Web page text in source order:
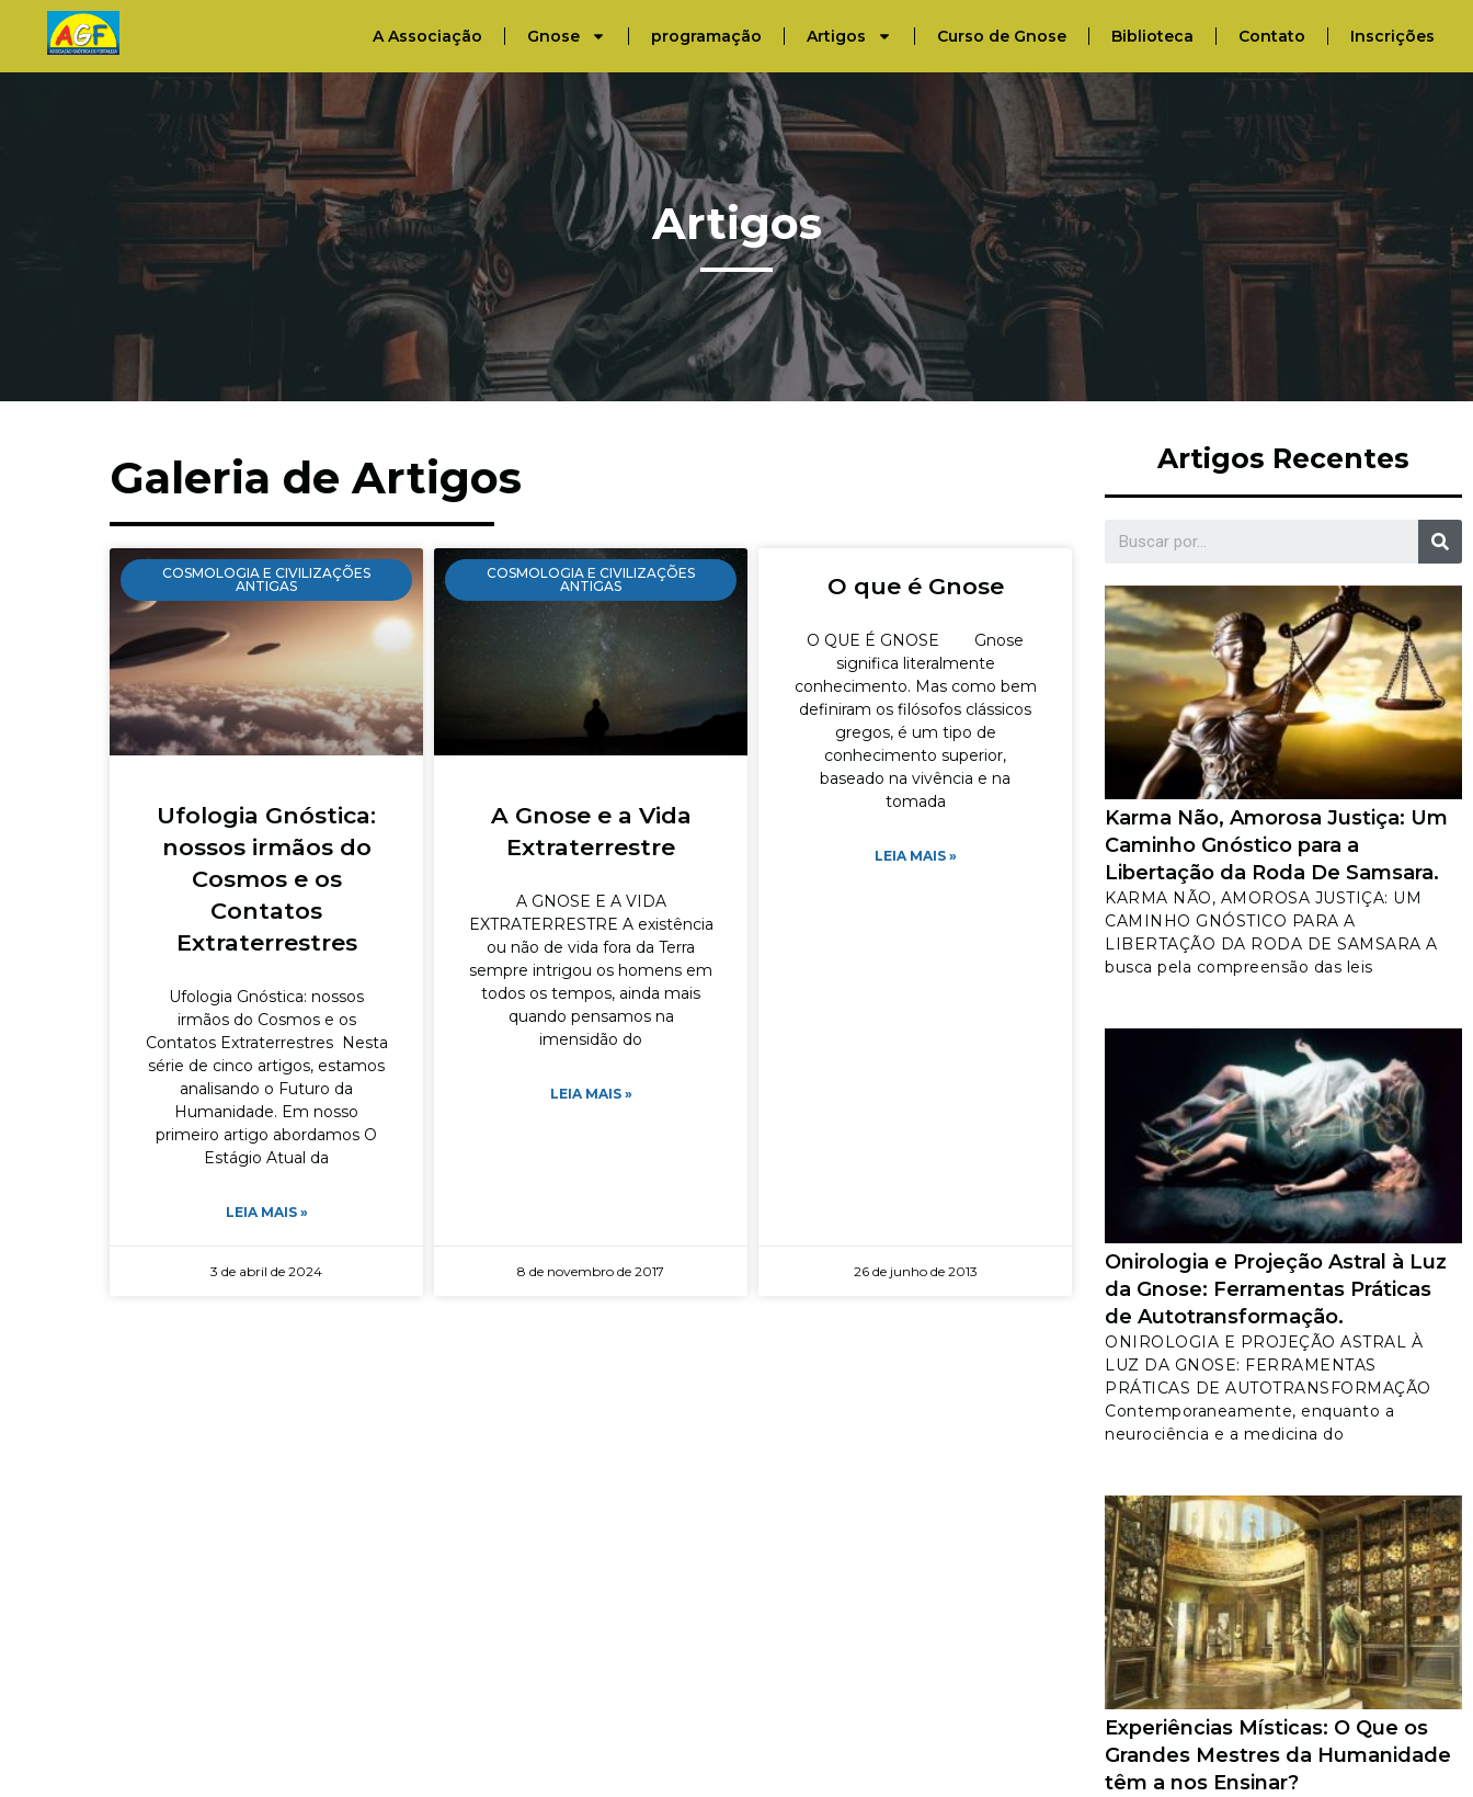
A Associação Gnose programação Artigos Curso de Gnose Biblioteca Contato Inscrições
Artigos
Galeria de Artigos
COSMOLOGIA E CIVILIZAÇÕES
ANTIGAS
Ufologia Gnóstica:
nossos irmãos do
Cosmos e os
Contatos
Extraterrestres
Ufologia Gnóstica: nossos
irmãos do Cosmos e os
Contatos Extraterrestres Nesta
série de cinco artigos, estamos
analisando o Futuro da
Humanidade. Em nosso
primeiro artigo abordamos O
Estágio Atual da
LEIA MAIS »
3 de abril de 2024
COSMOLOGIA E CIVILIZAÇÕES
ANTIGAS
A Gnose e a Vida
Extraterrestre
A GNOSE E A VIDA
EXTRATERRESTRE A existência
ou não de vida fora da Terra
sempre intrigou os homens em
todos os tempos, ainda mais
quando pensamos na
imensidão do
LEIA MAIS »
8 de novembro de 2017
O que é Gnose
O QUE É GNOSE Gnose
significa literalmente
conhecimento. Mas como bem
definiram os filósofos clássicos
gregos, é um tipo de
conhecimento superior,
baseado na vivência e na
tomada
LEIA MAIS »
26 de junho de 2013
Artigos Recentes
Karma Não, Amorosa Justiça: Um
Caminho Gnóstico para a
Libertação da Roda De Samsara.
KARMA NÃO, AMOROSA JUSTIÇA: UM
CAMINHO GNÓSTICO PARA A
LIBERTAÇÃO DA RODA DE SAMSARA A
busca pela compreensão das leis
Onirologia e Projeção Astral à Luz
da Gnose: Ferramentas Práticas
de Autotransformação.
ONIROLOGIA E PROJEÇÃO ASTRAL À
LUZ DA GNOSE: FERRAMENTAS
PRÁTICAS DE AUTOTRANSFORMAÇÃO
Contemporaneamente, enquanto a
neurociência e a medicina do
Experiências Místicas: O Que os
Grandes Mestres da Humanidade
têm a nos Ensinar?